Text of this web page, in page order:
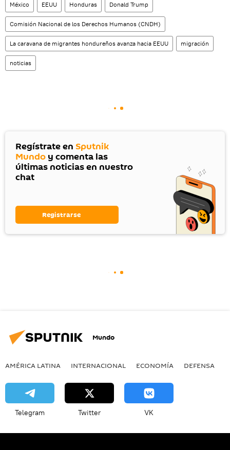
México EEUU Honduras Donald Trump
Comisión Nacional de los Derechos Humanos (CNDH)
La caravana de migrantes hondureños avanza hacia EEUU migración
noticias
Regístrate en Sputnik
Mundo y comenta las
últimas noticias en nuestro
chat
Registrarse
Mundo
AMÉRICA LATINA INTERNACIONAL ECONOMÍA DEFENSA
Telegram Twitter VK